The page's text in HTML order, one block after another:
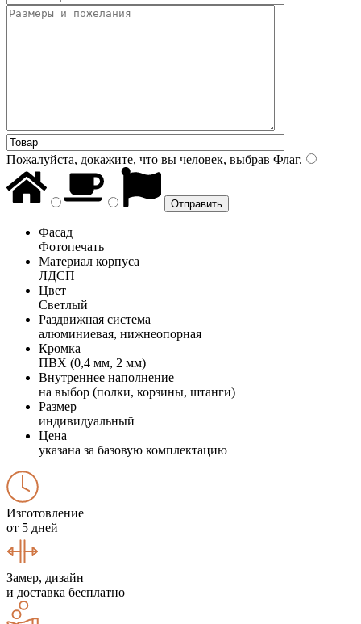
Пожалуйста, докажите, что вы человек, выбрав Флаг.
Фасад
Фотопечать
Материал корпуса
ЛДСП
Цвет
Светлый
Раздвижная система
алюминиевая, нижнеопорная
Кромка
ПВХ (0,4 мм, 2 мм)
Внутреннее наполнение
на выбор (полки, корзины, штанги)
Размер
индивидуальный
Цена
указана за базовую комплектацию
Изготовление
от 5 дней
Замер, дизайн
и доставка бесплатно